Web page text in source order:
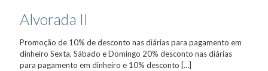
Alvorada II
Promoção de 10% de desconto nas diárias para pagamento em
dinheiro Sexta, Sábado e Domingo 20% desconto nas diárias
para pagamento em dinheiro e 10% desconto […]